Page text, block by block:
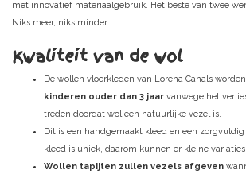
met innovatief materiaalgebruik. Het beste van twee
Niks meer, niks minder.
Kwaliteit van de wol
De wollen vloerkleden van Lorena Canals worden
kinderen ouder dan 3 jaar vanwege het
treden doordat wol een natuurlijke vezel is.
Dit is een handgemaakt kleed en een
kleed is uniek, daarom kunnen er kleine
Wollen tapijten zullen vezels afgeven